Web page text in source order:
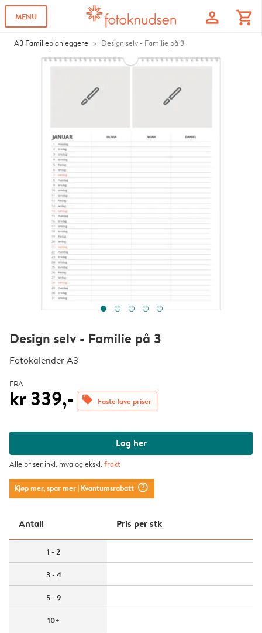
MENU profile shopping_cart
A3 Familieplanleggere Design selv - Familie på 3
Design selv - Familie på 3
Fotokalender A3
FRA
kr 339,- offers Faste lave priser
Lag her
Alle priser inkl. mva og ekskl.frakt
Kjøp mer, spar mer| Kvantumsrabatt question_mark_circle
Antall Pris per stk
1 - 2
3 - 4
5 - 9
10+